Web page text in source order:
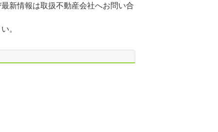
新情報は取扱不動産会社へお問い合
。